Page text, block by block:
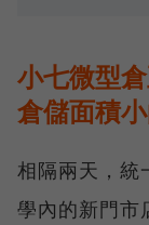
小七微型
倉儲面積
相隔兩天，統
學內的新門